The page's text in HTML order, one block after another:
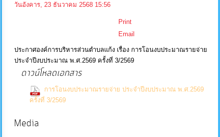
บริการ
ข้อมูล
ความ
วันอังคาร, 23 ธันวาคม 2568 15:56
Print
Email
ประกาศองค์การบริหารส่วนตำบลแก้ง เรื่อง การโอนงบประมาณรายจ่าย
ประจำปีงบประมาณ พ.ศ.2569 ครั้งที่ 3/2569
ดาวน์โหลดเอกสาร
การโอนงบประมาณรายจ่าย ประจำปีงบประมาณ พ.ศ.2569
ครั้งที่ 3/2569
Media